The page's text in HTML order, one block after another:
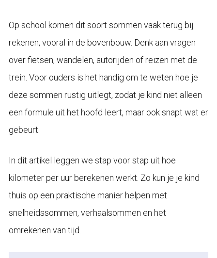
Op school komen dit soort sommen vaak terug bij
rekenen, vooral in de bovenbouw. Denk aan vragen
over fietsen, wandelen, autorijden of reizen met de
trein. Voor ouders is het handig om te weten hoe je
deze sommen rustig uitlegt, zodat je kind niet alleen
een formule uit het hoofd leert, maar ook snapt wat er
gebeurt.
In dit artikel leggen we stap voor stap uit hoe
kilometer per uur berekenen werkt. Zo kun je je kind
thuis op een praktische manier helpen met
snelheidssommen, verhaalsommen en het
omrekenen van tijd.